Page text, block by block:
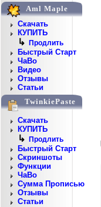
Aml Maple
Скачать
КУПИТЬ
↳ Продлить
Быстрый Старт
ЧаВо
Видео
Отзывы
Статьи
TwinkiePaste
Скачать
КУПИТЬ
↳ Продлить
Быстрый Старт
Скриншоты
Функции
ЧаВо
Сумма Прописью
Отзывы
Статьи